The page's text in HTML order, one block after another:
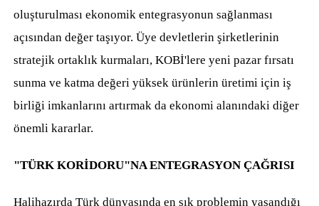
oluşturulması ekonomik entegrasyonun sağlanması
açısından değer taşıyor. Üye devletlerin şirketlerinin
stratejik ortaklık kurmaları, KOBİ'lere yeni pazar fırsatı
sunma ve katma değeri yüksek ürünlerin üretimi için iş
birliği imkanlarını artırmak da ekonomi alanındaki diğer
önemli kararlar.
"TÜRK KORİDORU"NA ENTEGRASYON ÇAĞRISI
Halihazırda Türk dünyasında en sık problemin yaşandığı